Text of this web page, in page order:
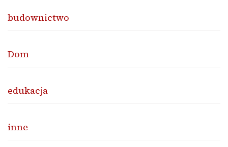
budownictwo
Dom
edukacja
inne